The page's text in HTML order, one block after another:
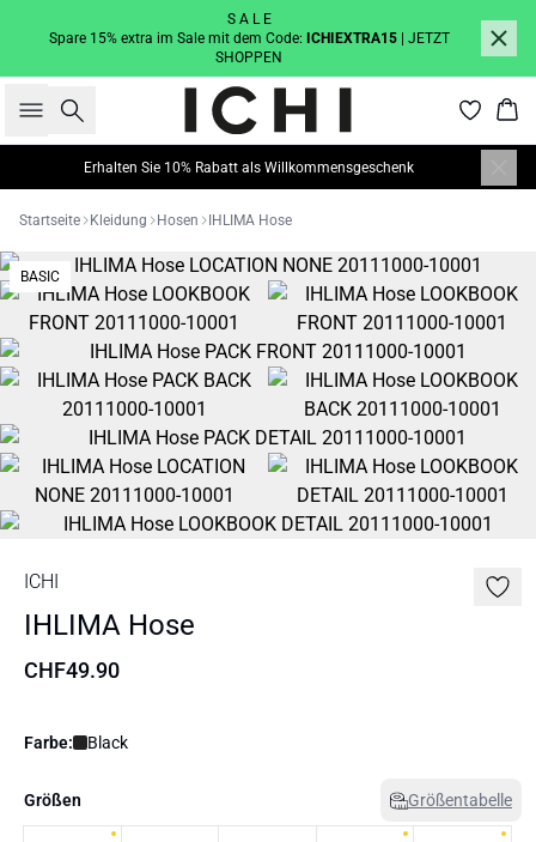
S A L E
Spare 15% extra im Sale mit dem Code: ICHIEXTRA15
| JETZT
SHOPPEN
Suche
Erhalten Sie 10% Rabatt als Willkommensgeschenk
Startseite Kleidung Hosen IHLIMA Hose
BASIC
ICHI
IHLIMA Hose
CHF49.90
Farbe: Black
Größen Größentabelle